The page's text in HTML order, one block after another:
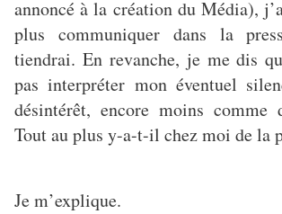
annoncé à la création du Média),
plus communiquer dans la
tiendrai. En revanche, je me dis
pas interpréter mon éventuel
désintérêt, encore moins comme
Tout au plus y-a-t-il chez moi de la
Je m’explique.